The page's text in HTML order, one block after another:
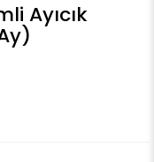
Ayıcık